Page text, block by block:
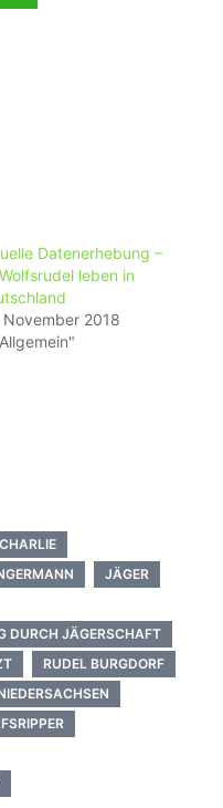
Datenerhebung –
leben in
November 2018
CHARLIE
JÄGER
DURCH JÄGERSCHAFT
RUDEL BURGDORF